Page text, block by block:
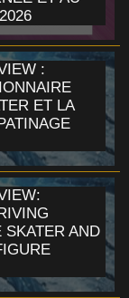
:
ET LA
SKATER AND